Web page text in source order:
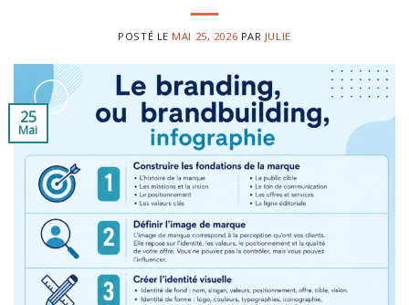
POSTÉ LE MAI 25, 2026 PAR JULIE
25
Mai